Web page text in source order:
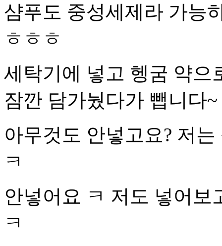
샴푸도 중성세제라 가능
ㅎㅎㅎ
세탁기에 넣고 헹굼 약으
잠깐 담가눴다가 뺍니다
아무것도 안넣고요? 저
ㅋ
안넣어요 ㅋ 저도 넣어보
ㅋ